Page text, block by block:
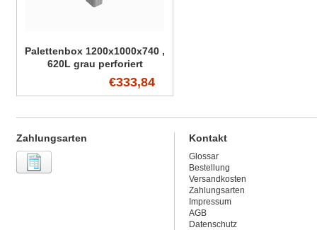
Palettenbox 1200x1000x740 ,
620L grau perforiert
€333,84
Zahlungsarten Kontakt
Glossar
Bestellung
Versandkosten
Zahlungsarten
Impressum
AGB
Datenschutz